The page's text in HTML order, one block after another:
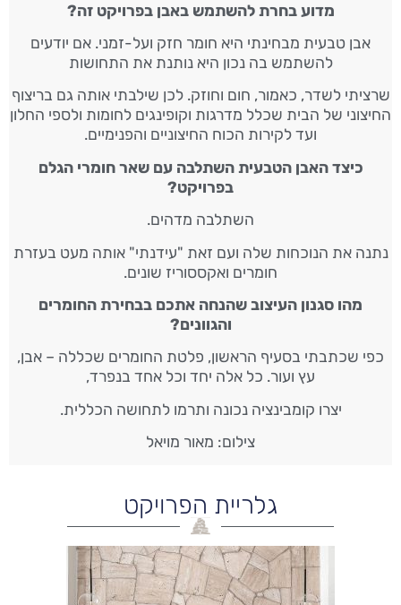
מדוע בחרת להשתמש באבן בפרויקט זה?
אבן טבעית מבחינתי היא חומר חזק ועל-זמני. אם יודעים
להשתמש בה נכון היא נותנת את התחושות
שרציתי לשדר, כאמור, חום וחוזק. לכן שילבתי אותה גם בריצוף
החיצוני של הבית שכלל מדרגות וקופינגים לחומות ולספי החלון
ועד לקירות הכוח החיצוניים והפנימיים.
כיצד האבן הטבעית השתלבה עם שאר חומרי הגלם
בפרויקט?
השתלבה מדהים.
נתנה את הנוכחות שלה ועם זאת "עידנתי" אותה מעט בעזרת
חומרים ואקססוריז שונים.
מהו סגנון העיצוב שהנחה אתכם בבחירת החומרים
והגוונים?
כפי שכתבתי בסעיף הראשון, פלטת החומרים שכללה – אבן,
עץ ועור. כל אלה יחד וכל אחד בנפרד,
יצרו קומבינציה נכונה ותרמו לתחושה הכללית.
צילום: מאור מויאל
גלריית הפרויקט